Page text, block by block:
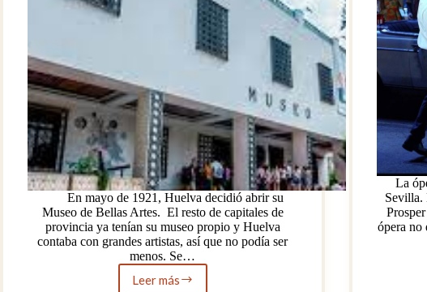
En mayo de 1921, Huelva decidió abrir su
Museo de Bellas Artes. El resto de capitales de
provincia ya tenían su museo propio y Huelva
contaba con grandes artistas, así que no podía ser
menos. Se…
Leer más
El
La
Sevilla.
ópera no